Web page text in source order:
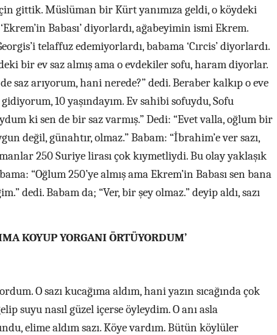
gittik. Müslüman bir Kürt yanımıza geldi, o köydeki
Babası’ diyorlardı, ağabeyimin ismi Ekrem.
telaffuz edemiyorlardı, babama ‘Cırcis’ diyorlardı.
bir ev saz almış ama o evdekiler sofu, haram diyorlar.
saz arıyorum, hani nerede?” dedi. Beraber kalkıp o eve
10 yaşındayım. Ev sahibi sofuydu, Sofu
ki sen de bir saz varmış.” Dedi: “Evet valla, oğlum bir
değil, günahtır, olmaz.” Babam: “İbrahim’e ver sazı,
250 Suriye lirası çok kıymetliydi. Bu olay yaklaşık
“Oğlum 250’ye almış ama Ekrem’in Babası sen bana
dedi. Babam da; “Ver, bir şey olmaz.” deyip aldı, sazı
KOYUP YORGANI ÖRTÜYORDUM’
O sazı kucağıma aldım, hani yazın sıcağında çok
suyu nasıl güzel içerse öyleydim. O anı asla
elime aldım sazı. Köye vardım. Bütün köylüler